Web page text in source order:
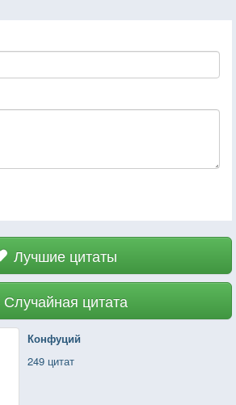
Лучшие цитаты
Случайная цитата
Конфуций
249 цитат